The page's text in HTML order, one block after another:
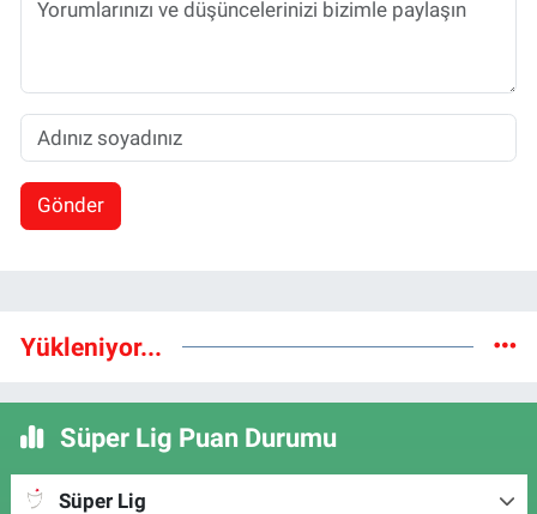
Gönder
Yükleniyor...
Süper Lig Puan Durumu
Süper Lig